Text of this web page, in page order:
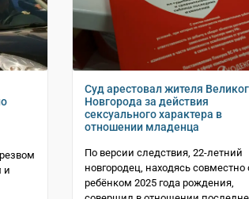
и
Суд арестовал жителя
Новгорода за действия
сексуального характера в
отношении младенца
По версии следствия, 22-летний
новгородец, находясь совместно
ребёнком 2025 года рождения,